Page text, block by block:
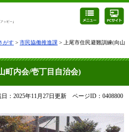
がす > 市民協働推進課 > 上尾市住民避難訓練(向山
町内会/壱丁目自治会)
：2025年11月27日更新 ページID：0408800